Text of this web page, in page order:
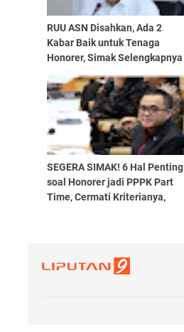
RUU ASN Disahkan, Ada 2
Kabar Baik untuk Tenaga
Honorer, Simak Selengkapnya
SEGERA SIMAK! 6 Hal Penting
soal Honorer jadi PPPK Part
Time, Cermati Kriterianya,